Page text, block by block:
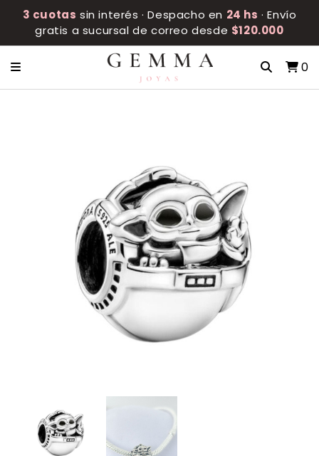
3 cuotas sin interés · Despacho en 24 hs · Envío
gratis a sucursal de correo desde $120.000
0